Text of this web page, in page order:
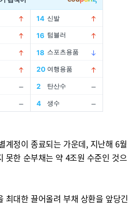
계정이 종료되는 가운데, 지난해 6월
못한 순부채는 약 4조원 수준인 것으
최대한 끌어올려 부채 상환을 앞당긴